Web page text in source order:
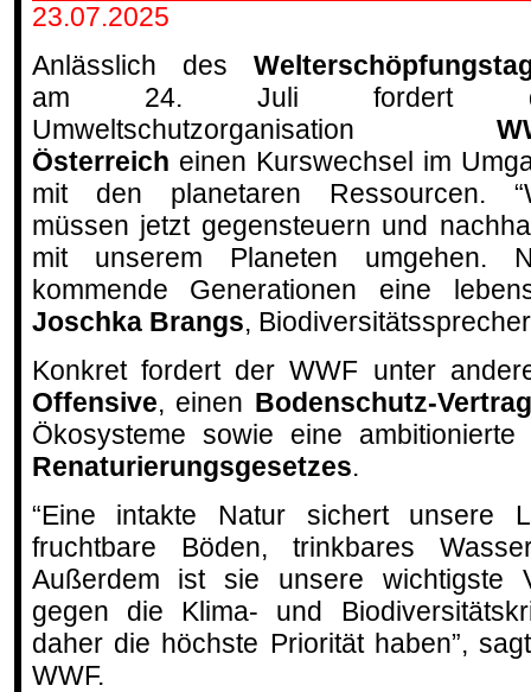
23.07.2025
Anlässlich des
am 24. Juli fordert
Umweltschutzorganisation
Österreich einen Kurswechsel im
mit den planetaren Ressourcen.
müssen jetzt gegensteuern und
mit unserem Planeten umgehen.
kommende Generationen eine
Joschka Brangs,
Konkret fordert der WWF unter
Offensive, einen Bodenschutz-Vertrag
Ökosysteme sowie eine ambitionierte
Renaturierungsgesetzes.
“Eine intakte Natur sichert unsere
fruchtbare Böden, trinkbares
Außerdem ist sie unsere wichtigste
gegen die Klima- und
daher die höchste Priorität haben”,
WWF.